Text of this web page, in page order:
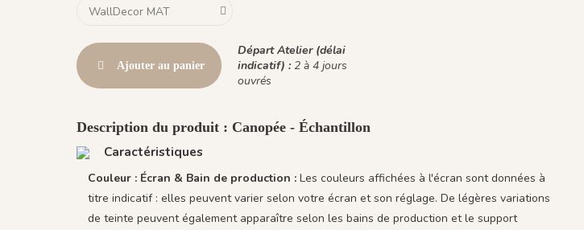
Ajouter au panier
Départ Atelier (délai
indicatif) : 2 à 4 jours
ouvrés
Description du produit : Canopée - Échantillon
Caractéristiques
Couleur : Écran & Bain de production : Les couleurs affichées à l'écran sont données à
titre indicatif : elles peuvent varier selon votre écran et son réglage. De légères variations
de teinte peuvent également apparaître selon les bains de production et le support